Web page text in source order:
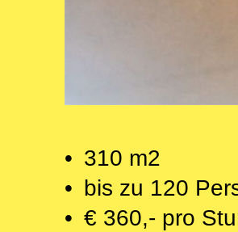
• 310 m2
• bis zu 120
• € 360,- pro